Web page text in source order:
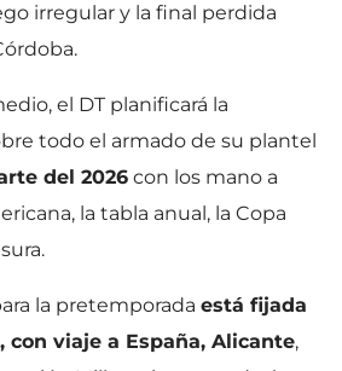
irregular y la final perdida
el DT planificará la
todo el armado de su plantel
del 2026 con los mano a
la tabla anual, la Copa
la pretemporada está fijada
con viaje a España, Alicante,